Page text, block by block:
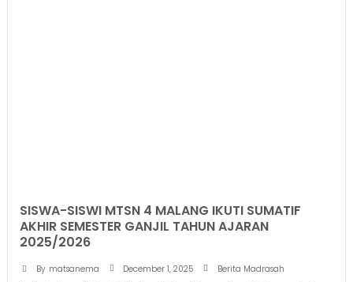
SISWA-SISWI MTSN 4 MALANG IKUTI SUMATIF
AKHIR SEMESTER GANJIL TAHUN AJARAN
2025/2026
By matsanema December 1, 2025 Berita Madrasah